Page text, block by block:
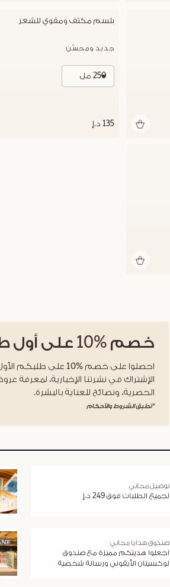
بلسم مكثف ومقوي للشعر
جديد ومحسّن
250 مل
135 د.إ
خصم %10 على أول
احصلوا على خصم %10 على طلبكم
الإشتراك في نشرتنا الإخبارية، لمعرفة
الحصرية، ونصائح للعناية بالبشرة.
*تطبق الشروط والأحكام
توصيل مجاني
لجميع الطلبات فوق 249 د.إ
صندوق هدايا مجاني
اجعلوا هديتكم مميزة مع صندوق
لوكسيتان الأيقوني ورسالة شخصية